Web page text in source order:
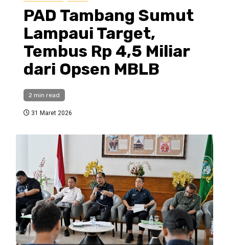
PAD Tambang Sumut
Lampaui Target,
Tembus Rp 4,5 Miliar
dari Opsen MBLB
2 min read
31 Maret 2026